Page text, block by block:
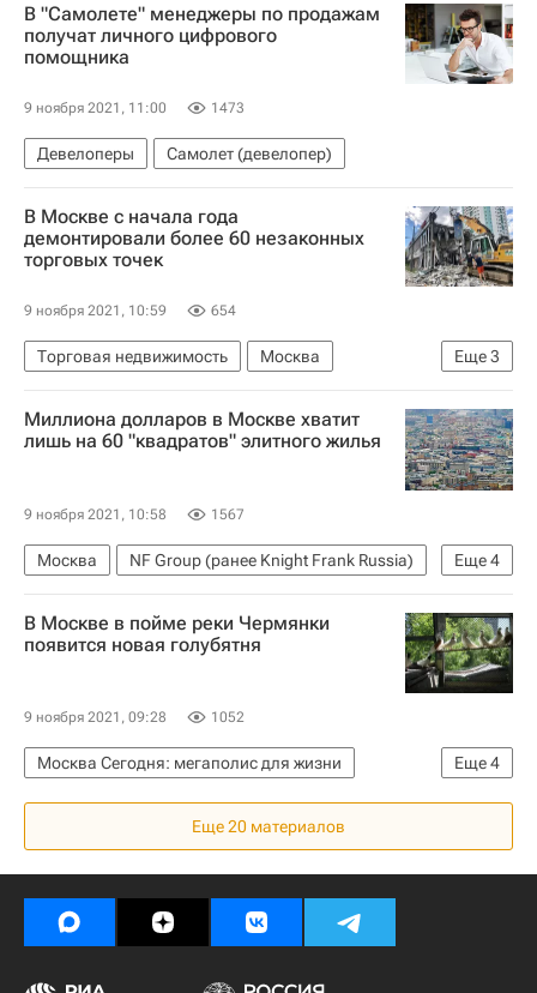
Сергей Жвачкин
Капремонт
Коронавирус в России
В "Самолете" менеджеры по продажам
получат личного цифрового
помощника
9 ноября 2021, 11:00 1473
Девелоперы Самолет (девелопер)
В Москве с начала года
демонтировали более 60 незаконных
торговых точек
9 ноября 2021, 10:59 654
Еще3
Торговая недвижимость
Москва
Госинспекция по недвижимости
Коммерческая недвижимость
Снос
Миллиона долларов в Москве хватит
лишь на 60 "квадратов" элитного жилья
9 ноября 2021, 10:58 1567
Еще4
Москва
NF Group (ранее Knight Frank Russia)
Жилье
Якиманка Цены Элитное жилье
В Москве в пойме реки Чермянки
появится новая голубятня
9 ноября 2021, 09:28 1052
Еще4
Москва Сегодня: мегаполис для жизни
Москва
Городское хозяйство Москвы
Комплекс городского хозяйства Москвы
Департамент капитального ремонта Москвы
Еще 20 материалов